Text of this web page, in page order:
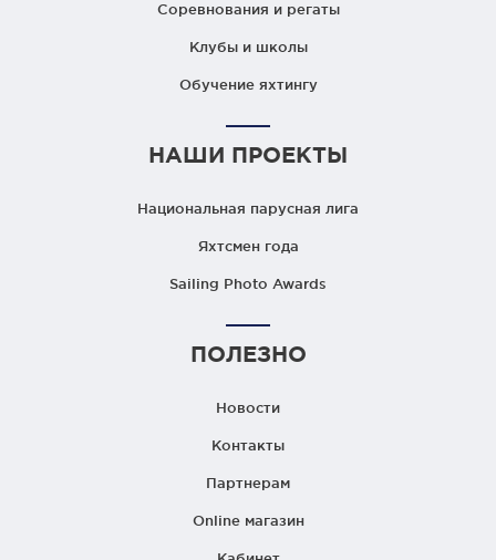
Соревнования и регаты
Клубы и школы
Обучение яхтингу
НАШИ ПРОЕКТЫ
Национальная парусная лига
Яхтсмен года
Sailing Photo Awards
ПОЛЕЗНО
Новости
Контакты
Партнерам
Online магазин